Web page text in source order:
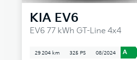
KIA EV6
EV6 77 kWh GT-Line 4x4
29 204 km 325 PS 08/2024 A